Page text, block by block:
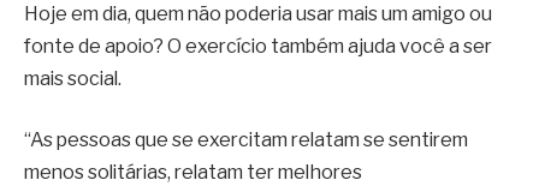
Hoje em dia, quem não poderia usar mais um amigo ou
fonte de apoio? O exercício também ajuda você a ser
mais social.
“As pessoas que se exercitam relatam se sentirem
menos solitárias, relatam ter melhores